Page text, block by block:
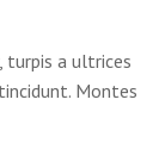
turpis a ultrices
Montes